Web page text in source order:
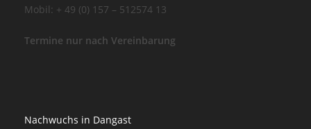
Mobil: + 49 (0) 157 – 512574 13
Termine nur nach Vereinbarung
Nachwuchs in Dangast